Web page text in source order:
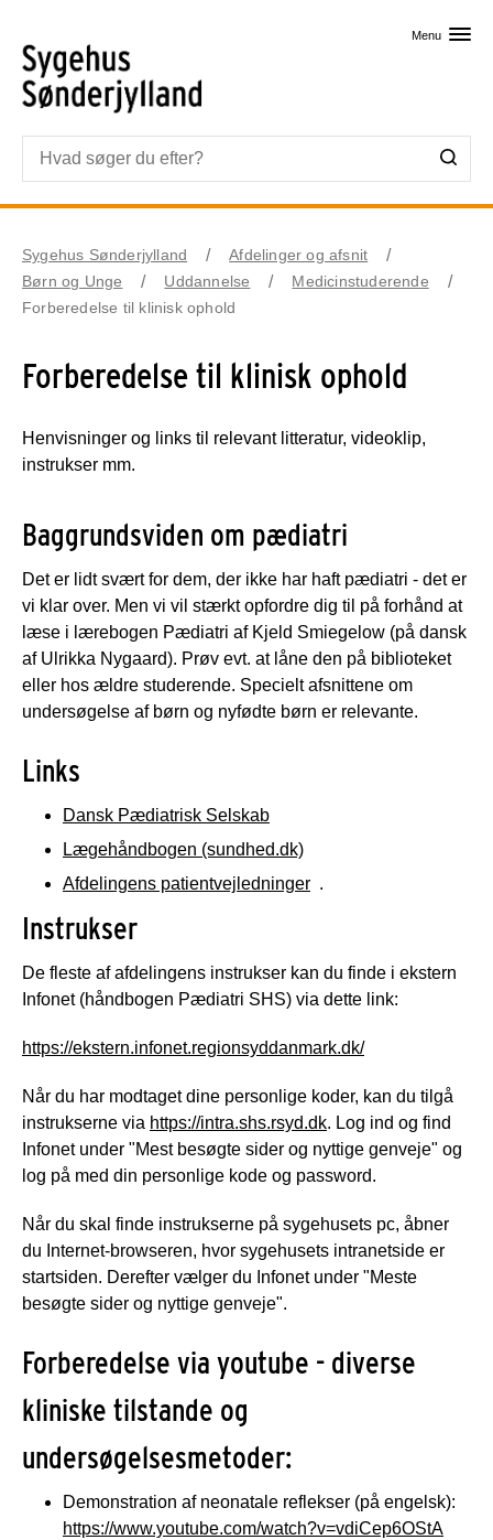
Menu
Sygehus Sønderjylland
Afdelinger og afsnit
Børn og Unge
Uddannelse
Medicinstuderende
Forberedelse til klinisk ophold
Forberedelse til klinisk ophold
Henvisninger og links til relevant litteratur, videoklip,
instrukser mm.
Baggrundsviden om pædiatri
Det er lidt svært for dem, der ikke har haft pædiatri - det er
vi klar over. Men vi vil stærkt opfordre dig til på forhånd at
læse i lærebogen Pædiatri af Kjeld Smiegelow (på dansk
af Ulrikka Nygaard). Prøv evt. at låne den på biblioteket
eller hos ældre studerende. Specielt afsnittene om
undersøgelse af børn og nyfødte børn er relevante.
Links
Dansk Pædiatrisk Selskab
Lægehåndbogen (sundhed.dk)
Afdelingens patientvejledninger .
Instrukser
De fleste af afdelingens instrukser kan du finde i ekstern
Infonet (håndbogen Pædiatri SHS) via dette link:
https://ekstern.infonet.regionsyddanmark.dk/
Når du har modtaget dine personlige koder, kan du tilgå
instrukserne via https://intra.shs.rsyd.dk. Log ind og find
Infonet under "Mest besøgte sider og nyttige genveje" og
log på med din personlige kode og password.
Når du skal finde instrukserne på sygehusets pc, åbner
du Internet-browseren, hvor sygehusets intranetside er
startsiden. Derefter vælger du Infonet under "Meste
besøgte sider og nyttige genveje".
Forberedelse via youtube - diverse
kliniske tilstande og
undersøgelsesmetoder:
Demonstration af neonatale reflekser (på engelsk):
https://www.youtube.com/watch?v=vdiCep6OStA